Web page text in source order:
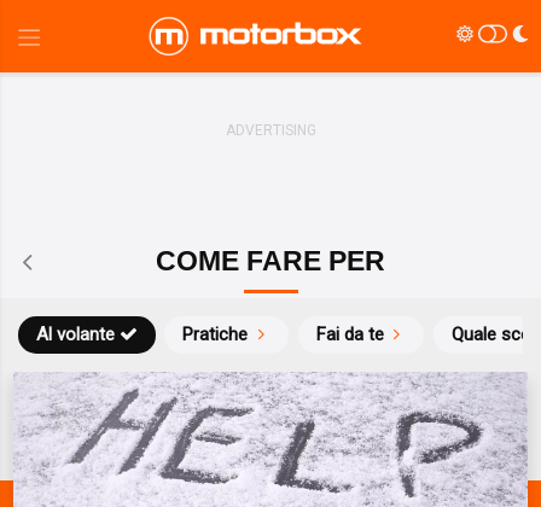
COME FARE PER
Al volante Pratiche Fai da te Quale